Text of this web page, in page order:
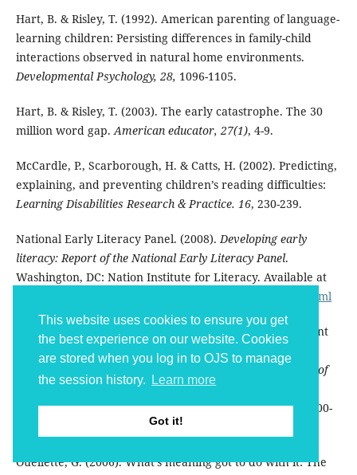
This website uses cookies to ensure you get
the best experience on our website. Cookies
are stored when you log in to OJS to manage
the session history.
Learn more
Got it!
Hart, B. & Risley, T. (1992). American parenting of language-
learning children: Persisting differences in family-child
interactions observed in natural home environments.
Developmental Psychology, 28, 1096-1105.
Hart, B. & Risley, T. (2003). The early catastrophe. The 30
million word gap. American educator, 27(1), 4-9.
McCardle, P., Scarborough, H. & Catts, H. (2002). Predicting,
explaining, and preventing children’s reading difficulties:
Learning Disabilities Research & Practice. 16, 230-239.
National Early Literacy Panel. (2008).Developing early
literacy: Report of the National Early Literacy Panel.
Washington, DC: Nation Institute for Literacy. Available at
http://www.nifl.gov/earlychildhood/NELP/NELPreport.html
National institute of child health and human development
(2000). Report of The National Reading Panel (NRP).
Teaching children to read: An evidence-based assessment of
the scientific research of literature on reading and its
implications for reading instruction. NIH Publication No, 00-
4769, Washington, DC: US: Government Printing.
Ouellette, G. (2006). What’s meaning got to do with it: The